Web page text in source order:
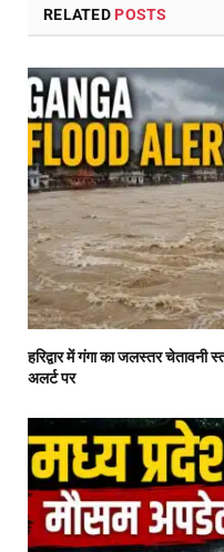
RELATED POSTS
हरिद्वार में गंगा का जलस्तर चेतावनी
अलर्ट पर